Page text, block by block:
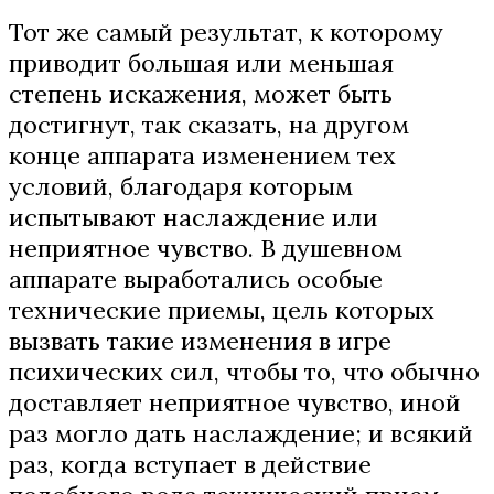
Тот же самый результат, к которому
приводит большая или меньшая
степень искажения, может быть
достигнут, так сказать, на другом
конце аппарата изменением тех
условий, благодаря которым
испытывают наслаждение или
неприятное чувство. В душевном
аппарате выработались особые
технические приемы, цель которых
вызвать такие изменения в игре
психических сил, чтобы то, что обычно
доставляет неприятное чувство, иной
раз могло дать наслаждение; и всякий
раз, когда вступает в действие